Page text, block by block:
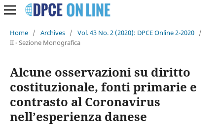
Home / Archives / Vol. 43 No. 2 (2020): DPCE Online 2-2020 /
II - Sezione Monografica
Alcune osservazioni su diritto
costituzionale, fonti primarie e
contrasto al Coronavirus
nell’esperienza danese